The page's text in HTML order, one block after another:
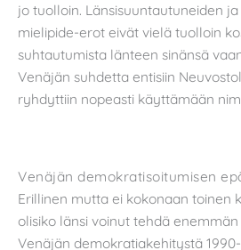
jo tuolloin. Länsisuuntautuneiden
mielipide-erot eivät vielä tuolloin
suhtautumista länteen sinänsä
Venäjän suhdetta entisiin
ryhdyttiin nopeasti käyttämään
Venäjän demokratisoitumisen
Erillinen mutta ei kokonaan toinen
olisiko länsi voinut tehdä
Venäjän demokratiakehitystä